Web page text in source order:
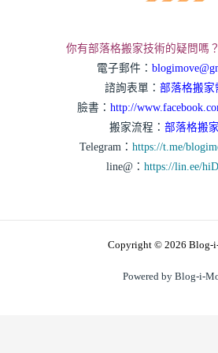
你有部落格搬家技術的疑問嗎
電子郵件：
諮詢表單： 部落格搬家
臉書： http://
搬家流程： 部落格搬
Telegram： https://t.me/
line@： https://lin.ee/
Copyright © 2026 Blog-
Powered by Blog-i-